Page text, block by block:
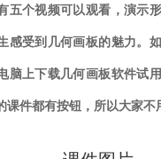
五个视频可以观看， 演示
感受到几何画板的魅力。
脑上下载几何画板软件试
课件都有按钮，所以大家不